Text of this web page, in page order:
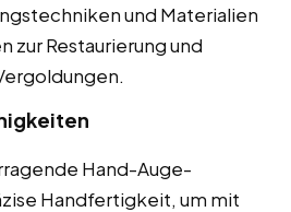
und Materialien
zur Restaurierung und
Hand-Auge-
Handfertigkeit, um mit